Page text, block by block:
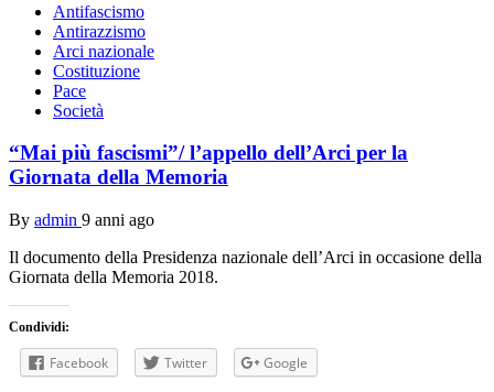
Antifascismo
Antirazzismo
Arci nazionale
Costituzione
Pace
Società
“Mai più fascismi”/ l’appello dell’Arci per la
Giornata della Memoria
By admin 9 anni ago
Il documento della Presidenza nazionale dell’Arci in occasione della
Giornata della Memoria 2018.
Condividi:
Facebook Twitter Google